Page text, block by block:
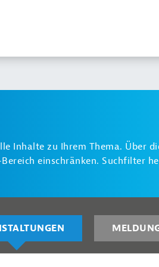
Inhalte zu Ihrem Thema. Über
einschränken. Suchfilter